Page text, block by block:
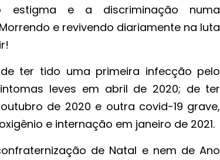
estigma e a discriminação numa
e revivendo diariamente na luta
ter tido uma primeira infecção pelo
leves em abril de 2020; de ter
de 2020 e outra covid-19 grave,
e internação em janeiro de 2021.
de Natal e nem de Ano